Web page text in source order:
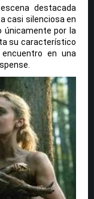
destacada
casi silenciosa en
únicamente por la
su característico
en una